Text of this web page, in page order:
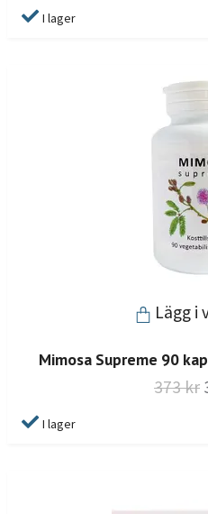
I lager
Lägg i
Mimosa Supreme 90
373 kr
I lager